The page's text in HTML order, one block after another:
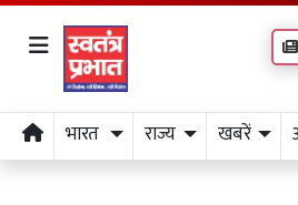
भारत राज्य खबरें